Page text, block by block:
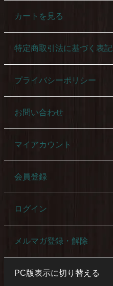
カートを見る
特定商取引法に基づく表記
プライバシーポリシー
お問い合わせ
マイアカウント
会員登録
ログイン
メルマガ登録・解除
PC版表示に切り替える